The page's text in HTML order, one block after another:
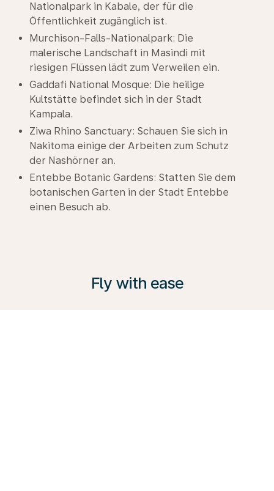
Nationalpark in Kabale, der für die
Öffentlichkeit zugänglich ist.
Murchison-Falls-Nationalpark: Die
malerische Landschaft in Masindi mit
riesigen Flüssen lädt zum Verweilen ein.
Gaddafi National Mosque: Die heilige
Kultstätte befindet sich in der Stadt
Kampala.
Ziwa Rhino Sanctuary: Schauen Sie sich in
Nakitoma einige der Arbeiten zum Schutz
der Nashörner an.
Entebbe Botanic Gardens: Statten Sie dem
botanischen Garten in der Stadt Entebbe
einen Besuch ab.
Fly with ease